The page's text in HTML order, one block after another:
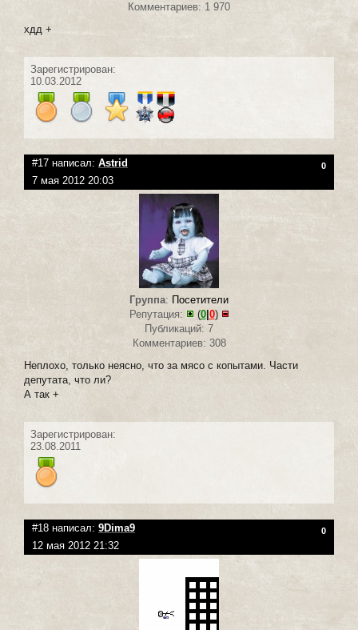
Комментариев: 1 970
хдд +
Зарегистрирован:
10.03.2012
#17 написал: Astrid 0
7 мая 2012 20:03
Группа: Посетители
Репутация:
(0| 0)
Публикаций: 7
Комментариев: 308
Неплохо, только неясно, что за мясо с копытами. Части
депутата, что ли?
А так +
Зарегистрирован:
23.08.2011
#18 написал: 9Dima9 0
12 мая 2012 21:32